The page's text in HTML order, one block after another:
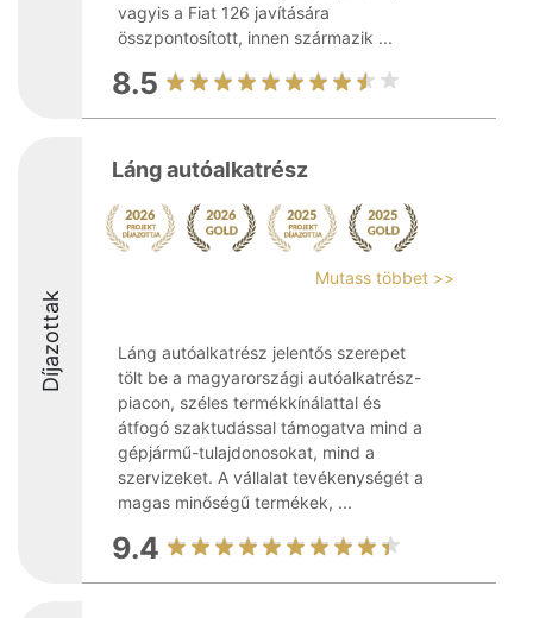
vagyis a Fiat 126 javítására
összpontosított, innen származik ...
8.5
Díjazottak
Láng autóalkatrész
Mutass többet >>
Láng autóalkatrész jelentős szerepet
tölt be a magyarországi autóalkatrész-
piacon, széles termékkínálattal és
átfogó szaktudással támogatva mind a
gépjármű-tulajdonosokat, mind a
szervizeket. A vállalat tevékenységét a
magas minőségű termékek, ...
9.4